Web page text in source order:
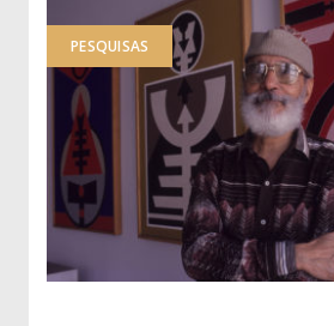
PESQUISAS